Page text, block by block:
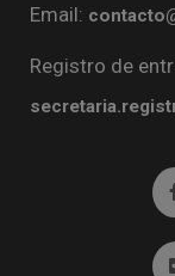
Email:
Registro de